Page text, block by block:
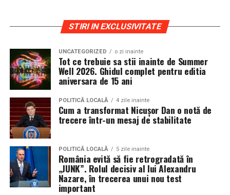
STIRI IN EXCLUSIVITATE
UNCATEGORIZED o zi inainte
Tot ce trebuie sa stii inainte de Summer
Well 2026. Ghidul complet pentru editia
aniversara de 15 ani
POLITICĂ LOCALĂ 4 zile inainte
Cum a transformat Nicușor Dan o notă de
trecere într-un mesaj de stabilitate
POLITICĂ LOCALĂ 5 zile inainte
România evită să fie retrogradată în
„JUNK”. Rolul decisiv al lui Alexandru
Nazare, în trecerea unui nou test
important